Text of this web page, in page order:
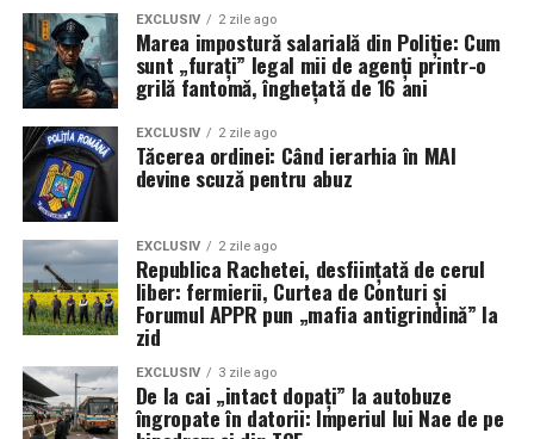
EXCLUSIV 2 zile ago
Marea impostură salarială din Poliție: Cum
sunt „furați” legal mii de agenți printr-o
grilă fantomă, înghețată de 16 ani
EXCLUSIV 2 zile ago
Tăcerea ordinei: Când ierarhia în MAI
devine scuză pentru abuz
EXCLUSIV 2 zile ago
Republica Rachetei, desființată de cerul
liber: fermierii, Curtea de Conturi și
Forumul APPR pun „mafia antigrindină” la
zid
EXCLUSIV 3 zile ago
De la cai „intact dopați” la autobuze
îngropate în datorii: Imperiul lui Nae de pe